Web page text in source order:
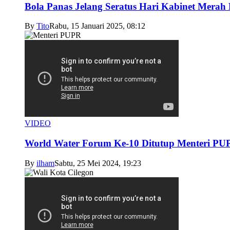
Bola Panas Jelang Seratus Hari Kabinet Merah
By TitoRabu, 15 Januari 2025, 08:12
VIDEO
World Water Forum Ke-10 Ditutup Menteri
By ilhamSabtu, 25 Mei 2024, 19:23